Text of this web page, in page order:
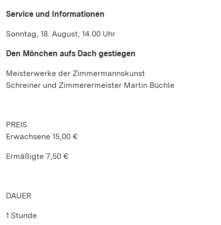
Service und Informationen
Sonntag, 18. August, 14.00 Uhr
Den Mönchen aufs Dach gestiegen
Meisterwerke der Zimmermannskunst
Schreiner und Zimmerermeister Martin Büchle
PREIS
Erwachsene 15,00 €
Ermäßigte 7,50 €
DAUER
1 Stunde